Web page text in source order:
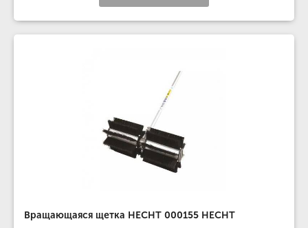
Вращающаяся щетка HECHT 000155 HECHT